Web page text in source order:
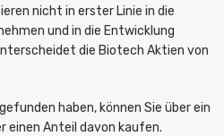
nicht in erster Linie in die
und in die Entwicklung
die Biotech Aktien von
haben, können Sie über ein
einen Anteil davon kaufen.